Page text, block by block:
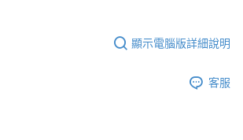
顯示電腦版詳細說明
客服